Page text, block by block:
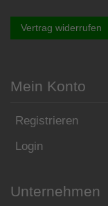
Vertrag widerrufen
Mein Konto
Registrieren
Login
Unternehmen